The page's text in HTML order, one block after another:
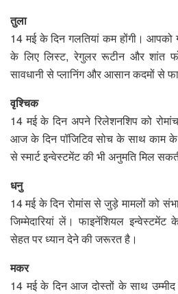
तुला
14 मई के दिन गलतियां कम होंगी। आपको
के लिए लिस्ट, रेगुलर रूटीन और शांत
सावधानी से प्लानिंग और आसान कदमों से
वृश्चिक
14 मई के दिन अपने रिलेशनशिप को
आज के दिन पॉजिटिव सोच के साथ काम के
से स्मार्ट इन्वेस्टमेंट की भी अनुमति मिल
धनु
14 मई के दिन रोमांस से जुड़े मामलों को
जिम्मेदारियां लें। फाइनेंशियल
सेहत पर ध्यान देने की जरूरत है।
मकर
14 मई के दिन आज दोस्तों के साथ